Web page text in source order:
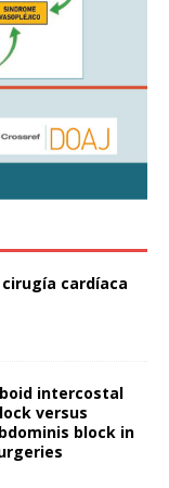
cardíaca
intercostal
versus
block in